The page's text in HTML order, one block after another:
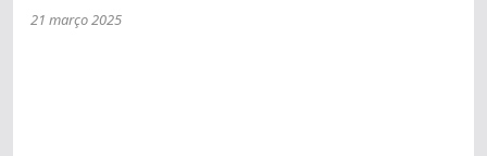
21 março 2025